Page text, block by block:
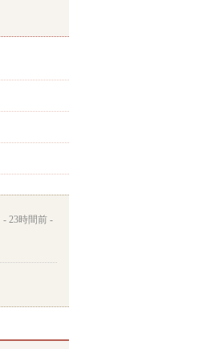
23時間前